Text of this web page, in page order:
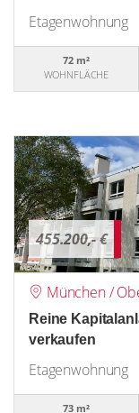
Etagenwohnung
72 m²
WOHNFLÄCHE
455.200,- €
München /
Reine
verkaufen
Etagenwohnung
73 m²